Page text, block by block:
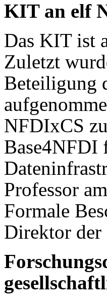
KIT an elf
Das KIT ist
Zuletzt
Beteiligung
NFDIxCS
Base4NFDI
Professor
Formale
Direktor